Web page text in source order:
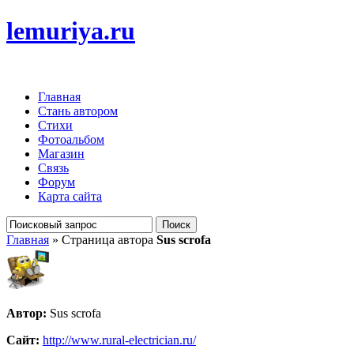
lemuriya.ru
Главная
Стань автором
Стихи
Фотоальбом
Магазин
Связь
Форум
Карта сайта
Главная » Страница автора Sus scrofa
Автор: Sus scrofa
Сайт: http://www.rural-electrician.ru/